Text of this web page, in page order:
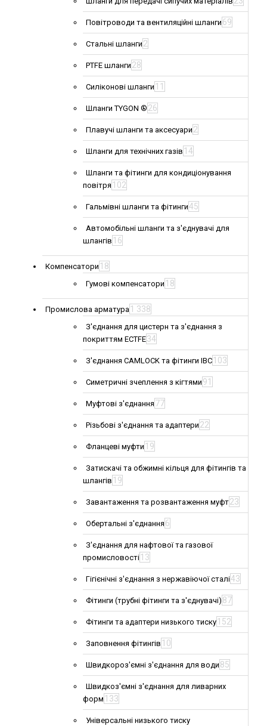
Повітроводи та вентиляційні шланги 69
Стальні шланги 2
PTFE шланги 28
Силіконові шланги 11
Шланги TYGON ® 26
Плавучі шланги та аксесуари 2
Шланги для технічних газів 14
Шланги та фітинги для кондиціонування
повітря 102
Гальмівні шланги та фітинги45
Автомобільні шланги та з'єднувачі для
шлангів 16
Компенсатори 18
Гумові компенсатори 18
Промислова арматура 1 338
З'єднання для цистерн та з'єднання з
покриттям ECTFE34
З'єднання CAMLOCK та фітинги IBC 103
Симетричні зчеплення з кігтями 91
Муфтові з'єднання 77
Різьбові з'єднання та адаптери 22
Фланцеві муфти 19
Затискачі та обжимні кільця для фітингів та
шлангів 19
Завантаження та розвантаження муфт23
Обертальні з'єднання 6
З'єднання для нафтової та газової
промисловості 13
Гігієнічні з'єднання з нержавіючої сталі43
Фітинги (трубні фітинги та з'єднувачі) 87
Фітинги та адаптери низького тиску 152
Заповнення фітингів 10
Швидкороз'ємні з'єднання для води 85
Швидкоз'ємні з'єднання для ливарних
форм 133
Універсальні низького тиску